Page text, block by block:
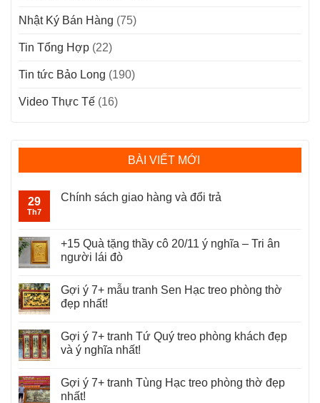
Nhật Ký Bán Hàng (75)
Tin Tổng Hợp (22)
Tin tức Bảo Long (190)
Video Thực Tế (16)
BÀI VIẾT MỚI
29
Th7
Chính sách giao hàng và đổi trả
+15 Quà tặng thầy cô 20/11 ý nghĩa – Tri ân
người lái đò
Gợi ý 7+ mẫu tranh Sen Hạc treo phòng thờ
đẹp nhất!
Gợi ý 7+ tranh Tứ Quý treo phòng khách đẹp
và ý nghĩa nhất!
Gợi ý 7+ tranh Tùng Hạc treo phòng thờ đẹp
nhất!